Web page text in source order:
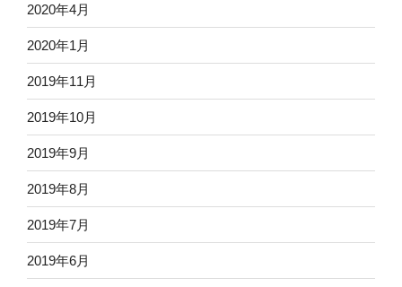
2020年4月
2020年1月
2019年11月
2019年10月
2019年9月
2019年8月
2019年7月
2019年6月